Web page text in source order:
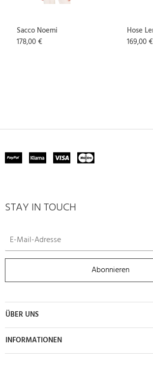
Sacco Noemi
178,00 €
Hose
169,00 €
STAY IN TOUCH
Abonnieren
ÜBER UNS
INFORMATIONEN